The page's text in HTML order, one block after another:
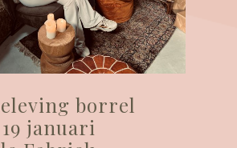
borrel
januari